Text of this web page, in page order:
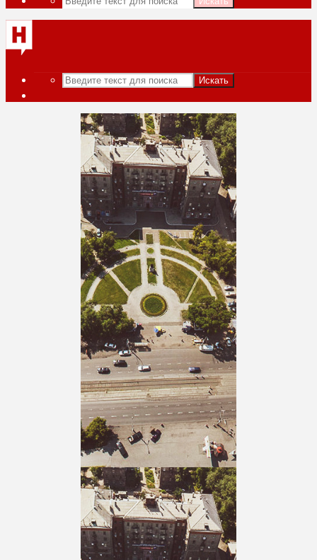
Искать